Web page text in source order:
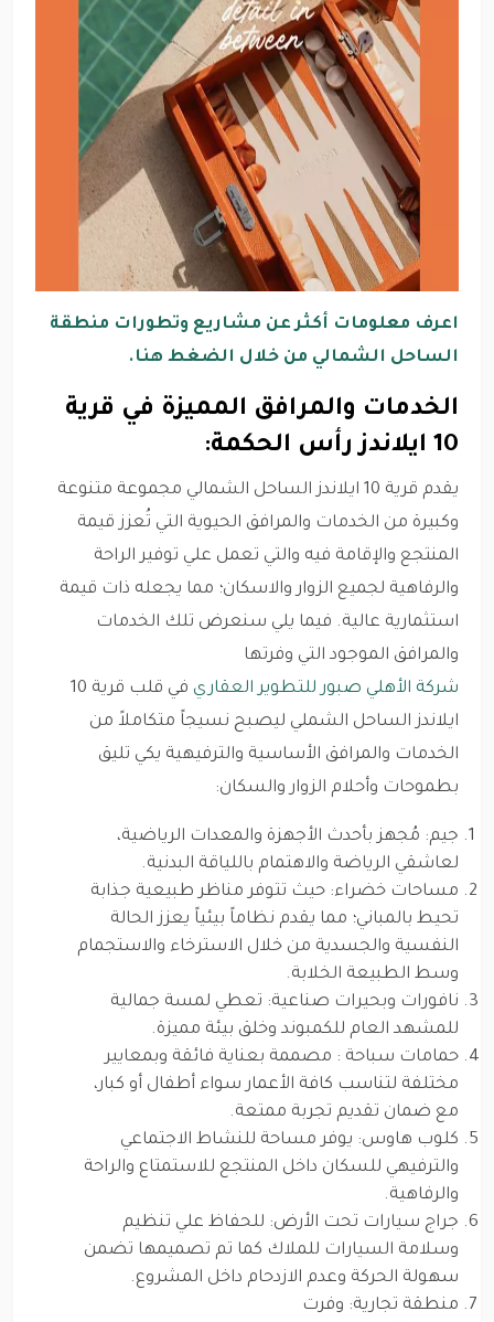
اعرف معلومات أكثر عن مشاريع وتطورات منطقة
الساحل الشمالي من خلال الضغط هنا.
الخدمات والمرافق المميزة في قرية
10 ايلاندز رأس الحكمة:
يقدم قرية 10 ايلاندز الساحل الشمالي مجموعة متنوعة
وكبيرة من الخدمات والمرافق الحيوية التي تُعزز قيمة
المنتجع والإقامة فيه والتي تعمل علي توفير الراحة
والرفاهية لجميع الزوار والاسكان؛ مما يجعله ذات قيمة
استثمارية عالية. فيما يلي سنعرض تلك الخدمات
والمرافق الموجود التي وفرتها
شركة الأهلي صبور للتطوير العقاري
في قلب قرية 10
ايلاندز الساحل الشملي ليصبح نسيجاً متكاملاً من
الخدمات والمرافق الأساسية والترفيهية يكي تليق
بطموحات وأحلام الزوار والسكان:
جيم: مُجهز بأحدث الأجهزة والمعدات الرياضية،
لعاشقي الرياضة والاهتمام باللياقة البدنية.
مساحات خضراء: حيث تتوفر مناظر طبيعية جذابة
تحيط بالمباني؛ مما يقدم نظاماً بيئياً يعزز الحالة
النفسية والجسدية من خلال الاسترخاء والاستجمام
وسط الطبيعة الخلابة.
نافورات وبحيرات صناعية: تعطي لمسة جمالية
للمشهد العام للكمبوند وخلق بيئة مميزة.
حمامات سباحة : مصممة بعناية فائقة وبمعايير
مختلفة لتناسب كافة الأعمار سواء أطفال أو كبار،
مع ضمان تقديم تجربة ممتعة.
كلوب هاوس: يوفر مساحة للنشاط الاجتماعي
والترفيهي للسكان داخل المنتجع للاستمتاع والراحة
والرفاهية.
جراج سيارات تحت الأرض: للحفاظ علي تنظيم
وسلامة السيارات للملاك كما تم تصميمها تضمن
سهولة الحركة وعدم الازدحام داخل المشروع.
منطقة تجارية: وفرت